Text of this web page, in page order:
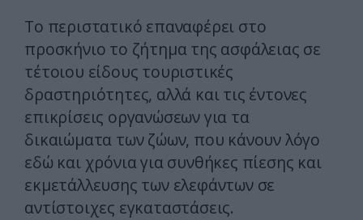
Το περιστατικό επαναφέρει στο
προσκήνιο το ζήτημα της ασφάλειας σε
τέτοιου είδους τουριστικές
δραστηριότητες, αλλά και τις έντονες
επικρίσεις οργανώσεων για τα
δικαιώματα των ζώων, που κάνουν λόγο
εδώ και χρόνια για συνθήκες πίεσης και
εκμετάλλευσης των ελεφάντων σε
αντίστοιχες εγκαταστάσεις.